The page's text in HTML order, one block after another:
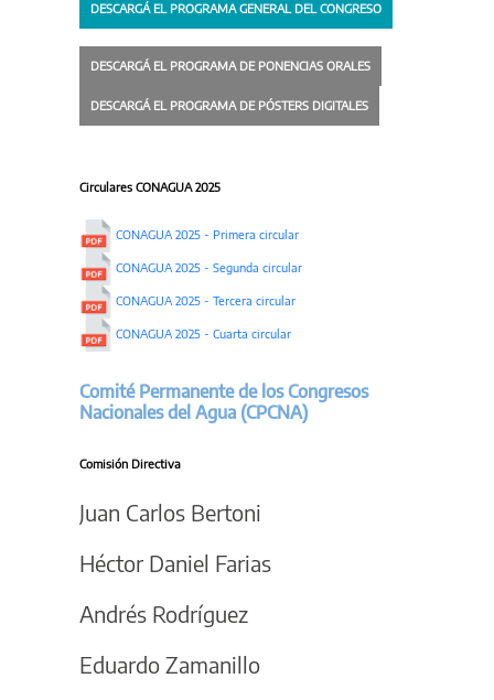
DESCARGÁ EL PROGRAMA GENERAL DEL CONGRESO
DESCARGÁ EL PROGRAMA DE PONENCIAS ORALES
DESCARGÁ EL PROGRAMA DE PÓSTERS DIGITALES
Circulares CONAGUA 2025
CONAGUA 2025 - Primera circular
CONAGUA 2025 - Segunda circular
CONAGUA 2025 - Tercera circular
CONAGUA 2025 - Cuarta circular
Comité Permanente de los Congresos
Nacionales del Agua (CPCNA)
Comisión Directiva
Juan Carlos Bertoni
Héctor Daniel Farias
Andrés Rodríguez
Eduardo Zamanillo